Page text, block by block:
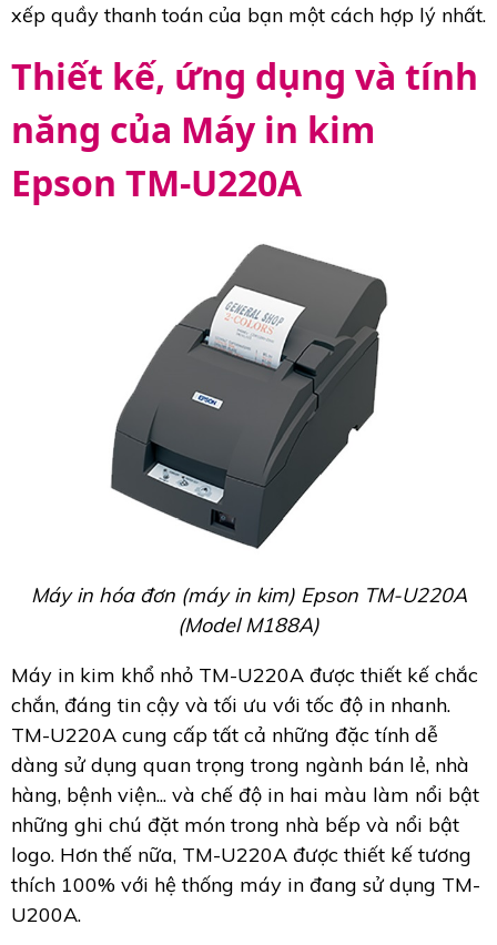
xếp quầy thanh toán của bạn một cách hợp lý nhất.
Thiết kế, ứng dụng và tính
năng của Máy in kim
Epson TM-U220A
Máy in hóa đơn (máy in kim) Epson TM-U220A
(Model M188A)
Máy in kim khổ nhỏ TM-U220A được thiết kế chắc
chắn, đáng tin cậy và tối ưu với tốc độ in nhanh.
TM-U220A cung cấp tất cả những đặc tính dễ
dàng sử dụng quan trọng trong ngành bán lẻ, nhà
hàng, bệnh viện... và chế độ in hai màu làm nổi bật
những ghi chú đặt món trong nhà bếp và nổi bật
logo. Hơn thế nữa, TM-U220A được thiết kế tương
thích 100% với hệ thống máy in đang sử dụng TM-
U200A.